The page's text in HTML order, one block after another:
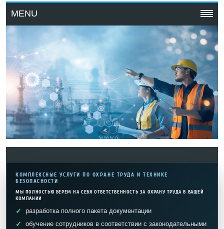
MENU
КОМПЛЕКСНЫЕ УСЛУГИ ПО ОХРАНЕ ТРУДА И ТЕХНИКЕ
БЕЗОПАСНОСТИ
МЫ ПОЛНОСТЬЮ БЕРЕМ НА СЕБЯ ОТВЕТСТВЕННОСТЬ ЗА ОХРАНУ ТРУДА В ВАШЕЙ
КОМПАНИИ
разработка полного пакета документации
обучение сотрудников в соответствии с законодательными